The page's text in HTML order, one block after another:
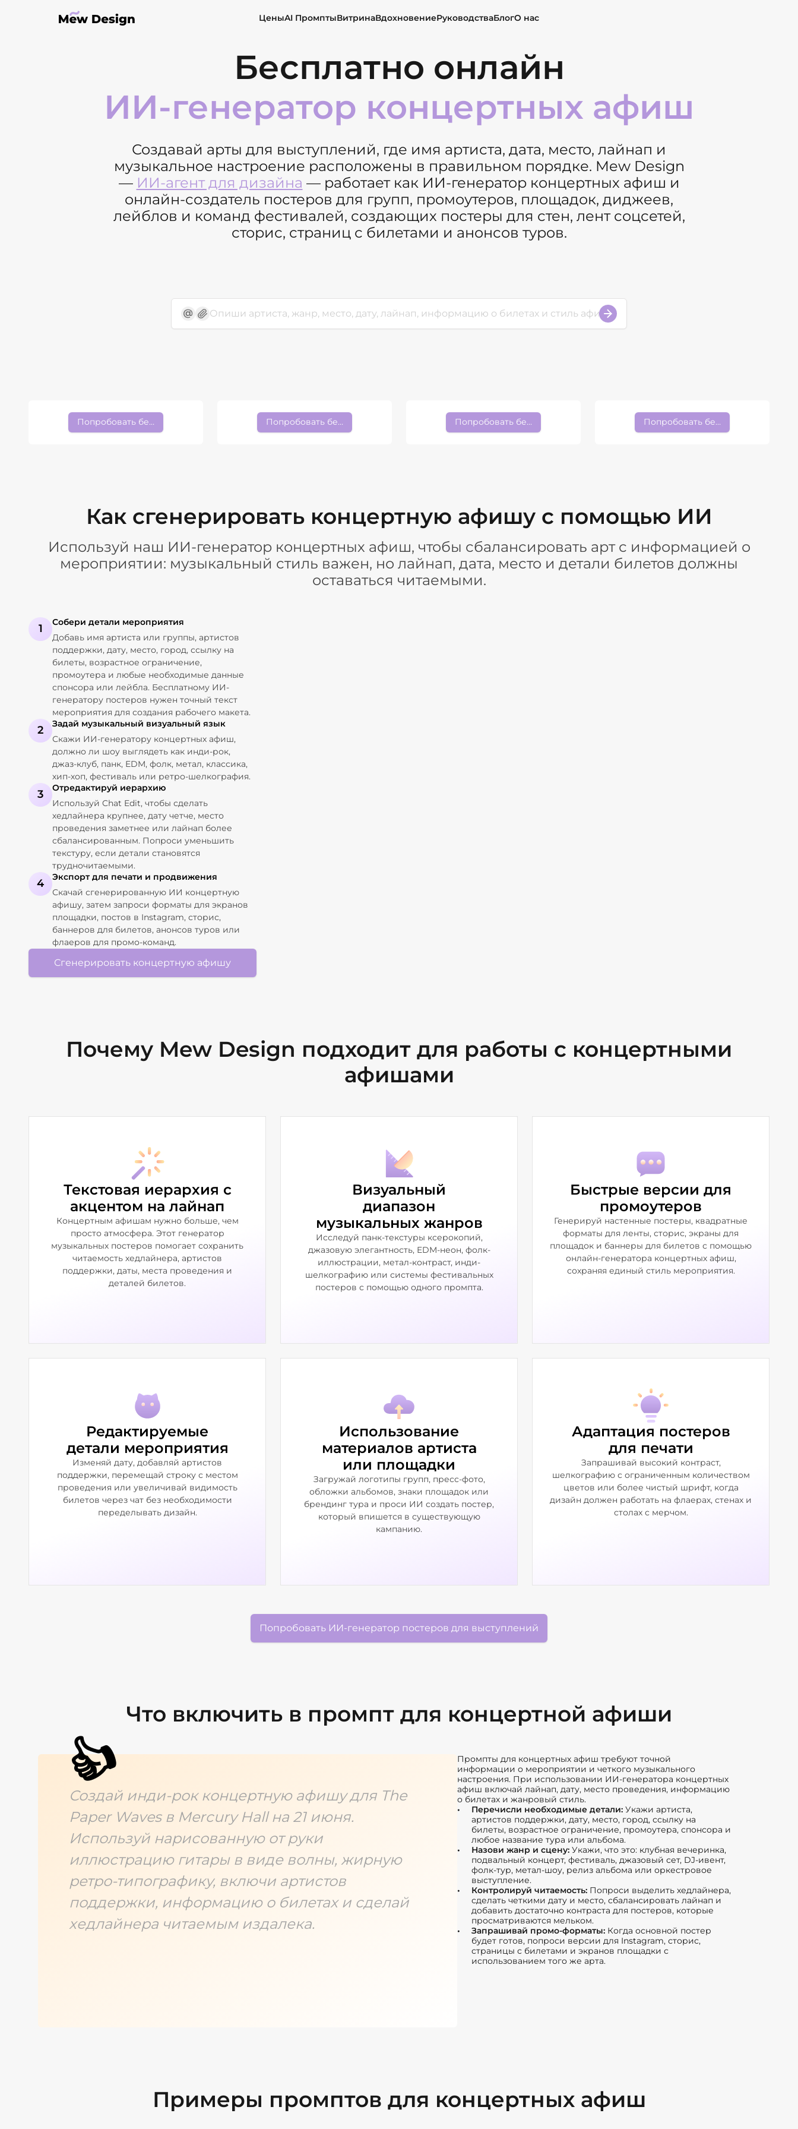
ЦеныAI ПромптыВитринаВдохновениеРуководстваБлогО нас
Бесплатно онлайн
ИИ-генератор концертных афиш
Создавай арты для выступлений, где имя артиста, дата, место, лайнап и
музыкальное настроение расположены в правильном порядке. Mew Design
— ИИ-агент для дизайна — работает как ИИ-генератор концертных афиш и
онлайн-создатель постеров для групп, промоутеров, площадок, диджеев,
лейблов и команд фестивалей, создающих постеры для стен, лент соцсетей,
сторис, страниц с билетами и анонсов туров.
Попробовать бесплатно Попробовать бесплатно Попробовать бесплатно Попробовать бесплатно
Как сгенерировать концертную афишу с помощью ИИ
Используй наш ИИ-генератор концертных афиш, чтобы сбалансировать арт с информацией о
мероприятии: музыкальный стиль важен, но лайнап, дата, место и детали билетов должны
оставаться читаемыми.
1
Собери детали мероприятия
Добавь имя артиста или группы, артистов
поддержки, дату, место, город, ссылку на
билеты, возрастное ограничение,
промоутера и любые необходимые данные
спонсора или лейбла. Бесплатному ИИ-
генератору постеров нужен точный текст
мероприятия для создания рабочего макета.
2
Задай музыкальный визуальный язык
Скажи ИИ-генератору концертных афиш,
должно ли шоу выглядеть как инди-рок,
джаз-клуб, панк, EDM, фолк, метал, классика,
хип-хоп, фестиваль или ретро-шелкография.
3
Отредактируй иерархию
Используй Chat Edit, чтобы сделать
хедлайнера крупнее, дату четче, место
проведения заметнее или лайнап более
сбалансированным. Попроси уменьшить
текстуру, если детали становятся
трудночитаемыми.
4
Экспорт для печати и продвижения
Скачай сгенерированную ИИ концертную
афишу, затем запроси форматы для экранов
площадки, постов в Instagram, сторис,
баннеров для билетов, анонсов туров или
флаеров для промо-команд.
Сгенерировать концертную афишу
Почему Mew Design подходит для работы с концертными
афишами
Текстовая иерархия с
акцентом на лайнап
Концертным афишам нужно больше, чем
просто атмосфера. Этот генератор
музыкальных постеров помогает сохранить
читаемость хедлайнера, артистов
поддержки, даты, места проведения и
деталей билетов.
Визуальный
диапазон
музыкальных жанров
Исследуй панк-текстуры ксерокопий,
джазовую элегантность, EDM-неон, фолк-
иллюстрации, метал-контраст, инди-
шелкографию или системы фестивальных
постеров с помощью одного промпта.
Быстрые версии для
промоутеров
Генерируй настенные постеры, квадратные
форматы для ленты, сторис, экраны для
площадок и баннеры для билетов с помощью
онлайн-генератора концертных афиш,
сохраняя единый стиль мероприятия.
Редактируемые
детали мероприятия
Изменяй дату, добавляй артистов
поддержки, перемещай строку с местом
проведения или увеличивай видимость
билетов через чат без необходимости
переделывать дизайн.
Использование
материалов артиста
или площадки
Загружай логотипы групп, пресс-фото,
обложки альбомов, знаки площадок или
брендинг тура и проси ИИ создать постер,
который впишется в существующую
кампанию.
Адаптация постеров
для печати
Запрашивай высокий контраст,
шелкографию с ограниченным количеством
цветов или более чистый шрифт, когда
дизайн должен работать на флаерах, стенах и
столах с мерчом.
Попробовать ИИ-генератор постеров для выступлений
Что включить в промпт для концертной афиши
Создай инди-рок концертную афишу для The
Paper Waves в Mercury Hall на 21 июня.
Используй нарисованную от руки
иллюстрацию гитары в виде волны, жирную
ретро-типографику, включи артистов
поддержки, информацию о билетах и сделай
хедлайнера читаемым издалека.
👍
Промпты для концертных афиш требуют точной
информации о мероприятии и четкого музыкального
настроения. При использовании ИИ-генератора концертных
афиш включай лайнап, дату, место проведения, информацию
о билетах и жанровый стиль.
Перечисли необходимые детали: Укажи артиста,
артистов поддержки, дату, место, город, ссылку на
билеты, возрастное ограничение, промоутера, спонсора и
любое название тура или альбома.
Назови жанр и сцену: Укажи, что это: клубная вечеринка,
подвальный концерт, фестиваль, джазовый сет, DJ-ивент,
фолк-тур, метал-шоу, релиз альбома или оркестровое
выступление.
Контролируй читаемость: Попроси выделить хедлайнера,
сделать четкими дату и место, сбалансировать лайнап и
добавить достаточно контраста для постеров, которые
просматриваются мельком.
Запрашивай промо-форматы: Когда основной постер
будет готов, попроси версии для Instagram, сторис,
страницы с билетами и экранов площадки с
использованием того же арта.
Примеры промптов для концертных афиш